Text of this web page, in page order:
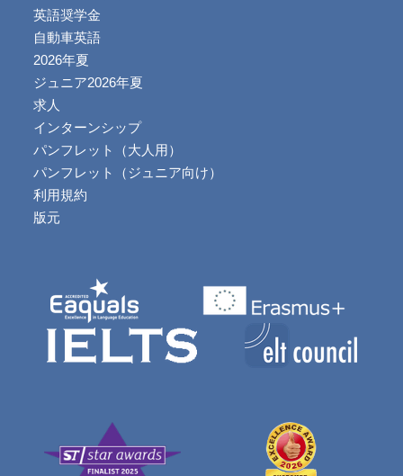
英語奨学金
自動車英語
2026年夏
ジュニア2026年夏
求人
インターンシップ
パンフレット（大人用）
パンフレット（ジュニア向け）
利用規約
版元